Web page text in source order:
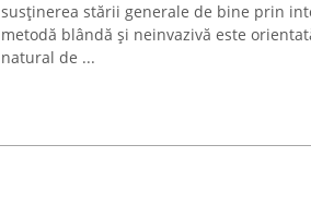
susținerea stării generale de bine prin
metodă blândă și neinvazivă este
natural de ...